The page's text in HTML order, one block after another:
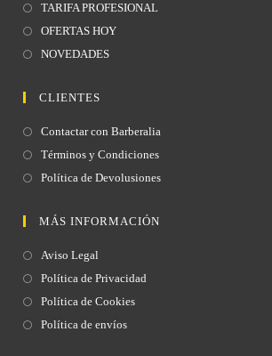
MÁS INFORMACIÓN
Aviso Legal
Política de Privacidad
Política de Cookies
Política de envíos
CLIENTES
Contactar con Barberalia
Términos y Condiciones
Política de Devolusiones
TARIFA PROFESIONAL
OFERTAS HOY
NOVEDADES